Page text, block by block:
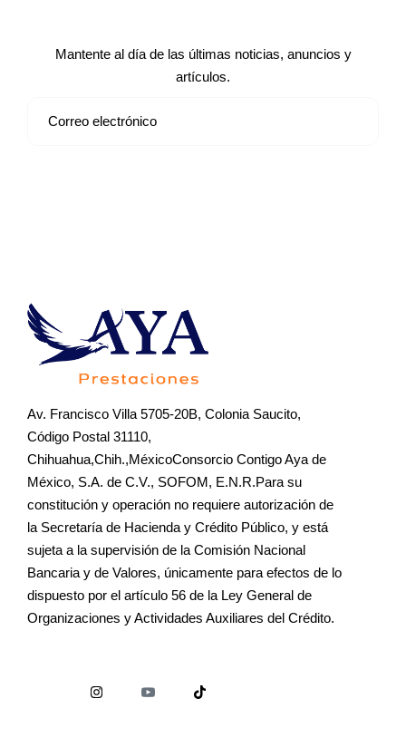
Mantente al día de las últimas noticias, anuncios y
artículos.
Av. Francisco Villa 5705-20B, Colonia Saucito,
Código Postal 31110,
Chihuahua,Chih.,MéxicoConsorcio Contigo Aya de
México, S.A. de C.V., SOFOM, E.N.R.Para su
constitución y operación no requiere autorización de
la Secretaría de Hacienda y Crédito Público, y está
sujeta a la supervisión de la Comisión Nacional
Bancaria y de Valores, únicamente para efectos de lo
dispuesto por el artículo 56 de la Ley General de
Organizaciones y Actividades Auxiliares del Crédito.